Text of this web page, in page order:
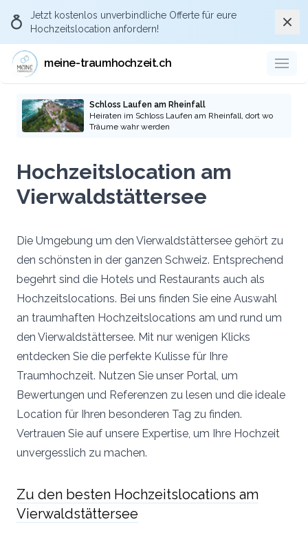
Jetzt kostenlos unverbindliche Offerte für eure
Hochzeitslocation anfordern!
meine-traumhochzeit.ch
Schloss Laufen am Rheinfall
Heiraten im Schloss Laufen am Rheinfall, dort wo
Träume wahr werden
Hochzeitslocation am
Vierwaldstättersee
Die Umgebung um den Vierwaldstättersee gehört zu
den schönsten in der ganzen Schweiz. Entsprechend
begehrt sind die Hotels und Restaurants auch als
Hochzeitslocations. Bei uns finden Sie eine Auswahl
an traumhaften Hochzeitslocations am und rund um
den Vierwaldstättersee. Mit nur wenigen Klicks
entdecken Sie die perfekte Kulisse für Ihre
Traumhochzeit. Nutzen Sie unser Portal, um
Bewertungen und Referenzen zu lesen und die ideale
Location für Ihren besonderen Tag zu finden.
Vertrauen Sie auf unsere Expertise, um Ihre Hochzeit
unvergesslich zu machen.
Zu den besten Hochzeitslocations am
Vierwaldstättersee